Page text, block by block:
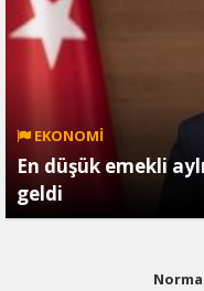
EKONOMİ
En düşük emekli
geldi